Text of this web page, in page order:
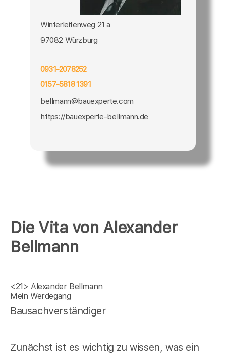
Die Vita von Alexander
Bellmann
<21> Alexander Bellmann
Mein Werdegang
Bausachverständiger
Zunächst ist es wichtig zu wissen, was ein
Winterleitenweg 21 a
97082 Würzburg
0931-2078252
0157-5818 1391
bellmann@bauexperte.com
https://bauexperte-bellmann.de